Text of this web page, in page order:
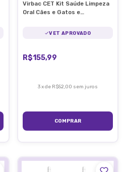
Virbac CET Kit Saúde Limpeza
Oral Cães e Gatos e
VET APROVADO
R$155,99
3xde R$52,00 sem juros